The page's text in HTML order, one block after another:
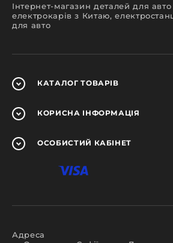
Інтернет-магазин деталей для
електрокарів з Китаю,
для авто
КАТАЛОГ ТОВАРІВ
КОРИСНА ІНФОРМАЦІЯ
ОСОБИСТИЙ КАБІНЕТ
Адреса